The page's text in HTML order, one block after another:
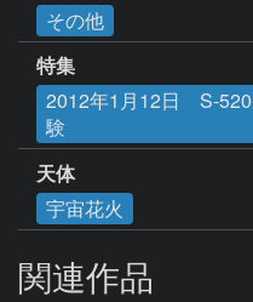
その他
特集
2012年1月12日 S-
験
天体
宇宙花火
関連作品